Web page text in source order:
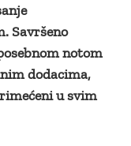
Savršeno
notom
dodacima,
u svim